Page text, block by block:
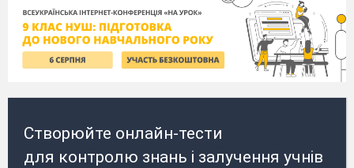
Створюйте онлайн-тести
для контролю знань і залучення учнів